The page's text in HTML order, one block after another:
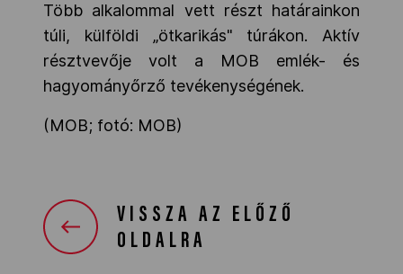
Több alkalommal vett részt határainkon
túli, külföldi „ötkarikás" túrákon. Aktív
résztvevője volt a MOB emlék- és
hagyományőrző tevékenységének.
(MOB; fotó: MOB)
VISSZA AZ ELŐZŐ
OLDALRA